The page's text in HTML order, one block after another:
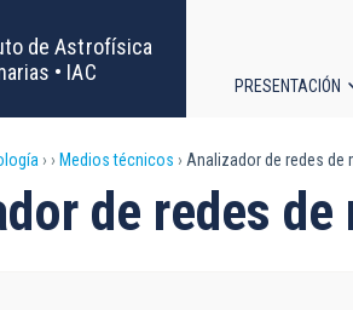
de Astrofísica
• IAC
principal
PRESENTACIÓN
Medios técnicos Analizador de redes de
de redes de